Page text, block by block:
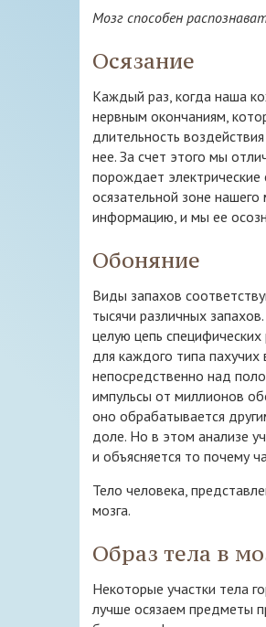
Мозг способен
Осязание
Каждый раз, когда наша
нервным окончаниям,
длительность
нее. За счет этого мы
порождает электрические
осязательной зоне
информацию, и мы ее
Обоняние
Виды запахов
тысячи различных
целую цепь специфических
для каждого типа
непосредственно над
импульсы от миллионов
оно обрабатывается
доле. Но в этом анализе
и объясняется то почему
Тело человека,
мозга.
Образ тела в
Некоторые участки тела
лучше осязаем предметы